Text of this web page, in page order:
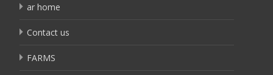
ar home
Contact us
FARMS